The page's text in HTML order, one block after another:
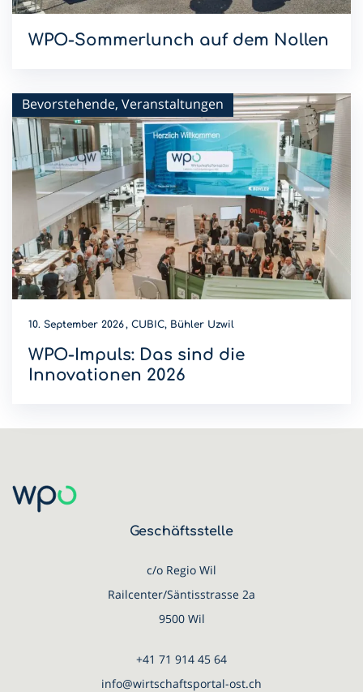
WPO-Sommerlunch auf dem Nollen
Bevorstehende, Veranstaltungen
10. September 2026 CUBIC, Bühler Uzwil
WPO-Impuls: Das sind die
Innovationen 2026
Geschäftsstelle
c/o Regio Wil
Railcenter/Säntisstrasse 2a
9500 Wil
+41 71 914 45 64
info@wirtschaftsportal-ost.ch